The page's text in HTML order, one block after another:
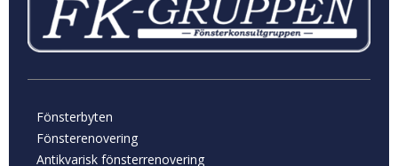
Fönsterbyten
Fönsterenovering
Antikvarisk fönsterrenovering